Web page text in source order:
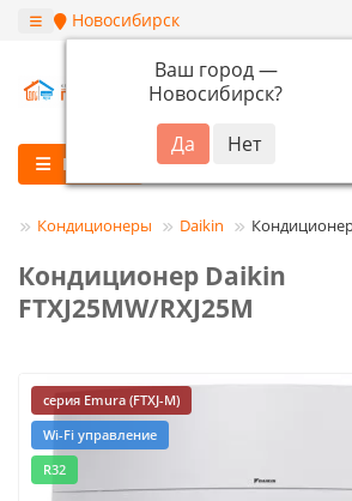
Новосибирск
Ваш город —
Новосибирск?
+7 (913)
Каталог
Кондиционеры Daikin Кондиционер
Кондиционер Daikin
FTXJ25MW/RXJ25M
серия Emura (FTXJ-M)
Wi-Fi управление
R32